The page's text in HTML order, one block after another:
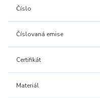
Číslo
Číslovaná emise
Certifikát
Materiál